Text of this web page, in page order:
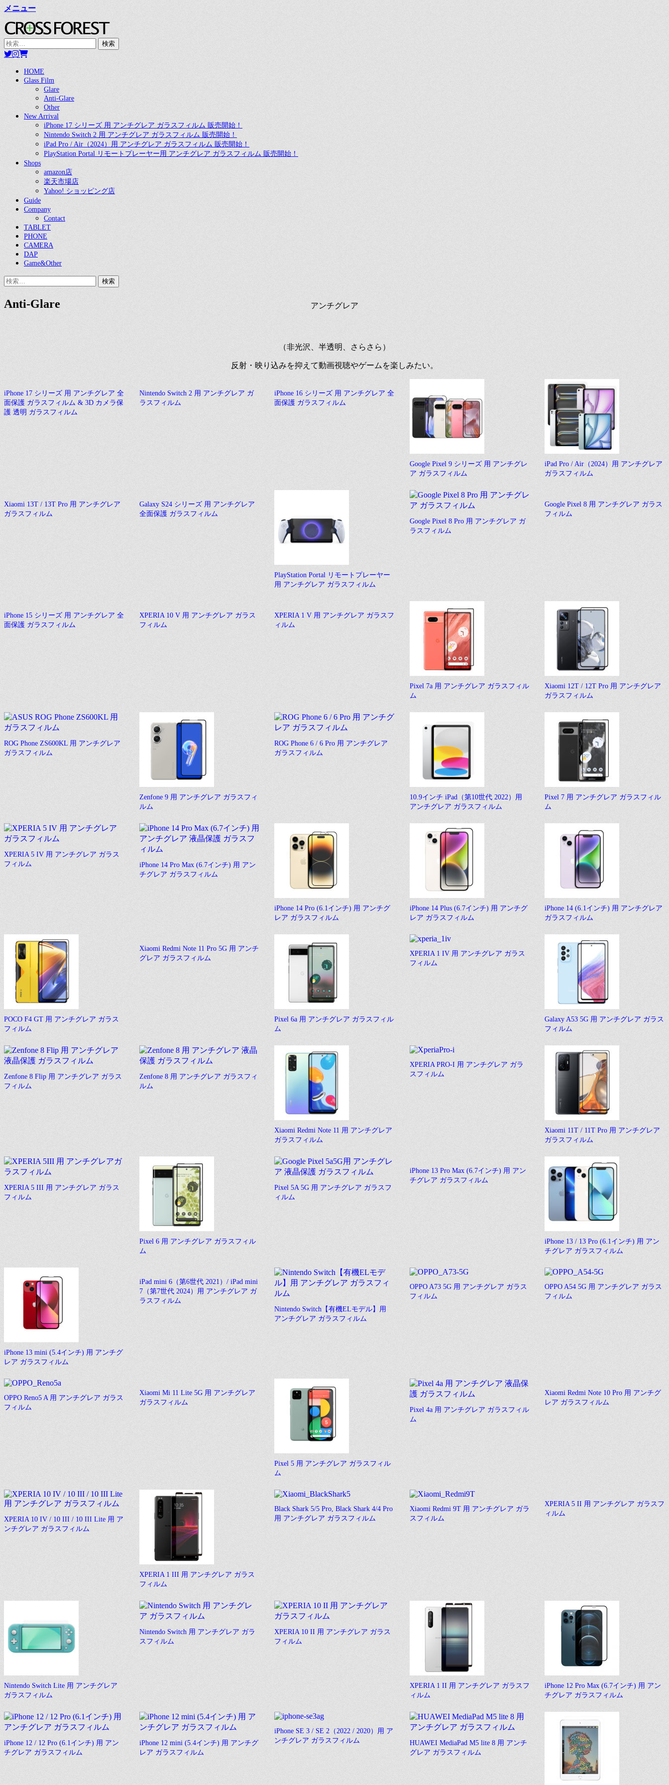
メニュー
CROSS FOREST
デジタルとアナログの素敵な融合を
検
索:Twitter
Instagram
お
い
物
カ
HOME
Glass Film
Glare
Anti-Glare
Other
New Arrival
iPhone 17 シリーズ 用 アンチグレア ガラスフィルム 販売開始！
Nintendo Switch 2 用 アンチグレア ガラスフィルム 販売開始！
iPad Pro / Air（2024）用 アンチグレア ガラスフィルム 販売開始！
PlayStation Portal リモートプレーヤー用 アンチグレア ガラスフィルム 販売開始！
Shops
amazon店
楽天市場店
Yahoo! ショッピング店
Guide
Company
Contact
TABLET
PHONE
CAMERA
DAP
Game&Other
検
Anti-Glare アンチグレア
（非光沢、半透明、さらさら）
反射・映り込みを抑えて動画視聴やゲームを楽しみたい。
iPhone 17 シリーズ 用 アンチグレア 全
面保護 ガラスフィルム & 3D カメラ保
護 透明 ガラスフィルム
Nintendo Switch 2 用 アンチグレア ガ
ラスフィルム
iPhone 16 シリーズ 用 アンチグレア 全
面保護 ガラスフィルム
Google Pixel 9 シリーズ 用 アンチグレ
ア ガラスフィルム
iPad Pro / Air（2024）用 アンチグレア
ガラスフィルム
Xiaomi 13T / 13T Pro 用 アンチグレア
ガラスフィルム
Galaxy S24 シリーズ 用 アンチグレア
全面保護 ガラスフィルム
PlayStation Portal リモートプレーヤー
用 アンチグレア ガラスフィルム
Google Pixel 8 Pro 用 アンチグレア ガ
ラスフィルム
Google Pixel 8 用 アンチグレア ガラス
フィルム
iPhone 15 シリーズ 用 アンチグレア 全
面保護 ガラスフィルム
XPERIA 10 V 用 アンチグレア ガラス
フィルム
XPERIA 1 V 用 アンチグレア ガラスフ
ィルム
Pixel 7a 用 アンチグレア ガラスフィル
ム
Xiaomi 12T / 12T Pro 用 アンチグレア
ガラスフィルム
ROG Phone ZS600KL 用 アンチグレア
ガラスフィルム
Zenfone 9 用 アンチグレア ガラスフィ
ルム
ROG Phone 6 / 6 Pro 用 アンチグレア
ガラスフィルム
10.9インチ iPad（第10世代 2022）用
アンチグレア ガラスフィルム
Pixel 7 用 アンチグレア ガラスフィル
ム
XPERIA 5 IV 用 アンチグレア ガラス
フィルム
iPhone 14 Pro Max (6.7インチ) 用 アン
チグレア ガラスフィルム
iPhone 14 Pro (6.1インチ) 用 アンチグ
レア ガラスフィルム
iPhone 14 Plus (6.7インチ) 用 アンチグ
レア ガラスフィルム
iPhone 14 (6.1インチ) 用 アンチグレア
ガラスフィルム
POCO F4 GT 用 アンチグレア ガラス
フィルム
Xiaomi Redmi Note 11 Pro 5G 用 アンチ
グレア ガラスフィルム
Pixel 6a 用 アンチグレア ガラスフィル
ム
XPERIA 1 IV 用 アンチグレア ガラス
フィルム
Galaxy A53 5G 用 アンチグレア ガラス
フィルム
Zenfone 8 Flip 用 アンチグレア ガラス
フィルム
Zenfone 8 用 アンチグレア ガラスフィ
ルム
Xiaomi Redmi Note 11 用 アンチグレア
ガラスフィルム
XPERIA PRO-I 用 アンチグレア ガラ
スフィルム
Xiaomi 11T / 11T Pro 用 アンチグレア
ガラスフィルム
XPERIA 5 III 用 アンチグレア ガラス
フィルム
Pixel 6 用 アンチグレア ガラスフィル
ム
Pixel 5A 5G 用 アンチグレア ガラスフ
ィルム
iPhone 13 Pro Max (6.7インチ) 用 アン
チグレア ガラスフィルム
iPhone 13 / 13 Pro (6.1インチ) 用 アン
チグレア ガラスフィルム
iPhone 13 mini (5.4インチ) 用 アンチグ
レア ガラスフィルム
iPad mini 6（第6世代 2021）/ iPad mini
7（第7世代 2024）用 アンチグレア ガ
ラスフィルム
Nintendo Switch【有機ELモデル】用
アンチグレア ガラスフィルム
OPPO A73 5G 用 アンチグレア ガラス
フィルム
OPPO A54 5G 用 アンチグレア ガラス
フィルム
OPPO Reno5 A 用 アンチグレア ガラス
フィルム
Xiaomi Mi 11 Lite 5G 用 アンチグレア
ガラスフィルム
Pixel 5 用 アンチグレア ガラスフィル
ム
Pixel 4a 用 アンチグレア ガラスフィル
ム
Xiaomi Redmi Note 10 Pro 用 アンチグ
レア ガラスフィルム
XPERIA 10 IV / 10 III / 10 III Lite 用 ア
ンチグレア ガラスフィルム
XPERIA 1 III 用 アンチグレア ガラス
フィルム
Black Shark 5/5 Pro, Black Shark 4/4 Pro
用 アンチグレア ガラスフィルム
Xiaomi Redmi 9T 用 アンチグレア ガラ
スフィルム
XPERIA 5 II 用 アンチグレア ガラスフ
ィルム
Nintendo Switch Lite 用 アンチグレア
ガラスフィルム
Nintendo Switch 用 アンチグレア ガラ
スフィルム
XPERIA 10 II 用 アンチグレア ガラス
フィルム
XPERIA 1 II 用 アンチグレア ガラスフ
ィルム
iPhone 12 Pro Max (6.7インチ) 用 アン
チグレア ガラスフィルム
iPhone 12 / 12 Pro (6.1インチ) 用 アン
チグレア ガラスフィルム
iPhone 12 mini (5.4インチ) 用 アンチグ
レア ガラスフィルム
iPhone SE 3 / SE 2（2022 / 2020）用 ア
ンチグレア ガラスフィルム
HUAWEI MediaPad M5 lite 8 用 アンチ
グレア ガラスフィルム